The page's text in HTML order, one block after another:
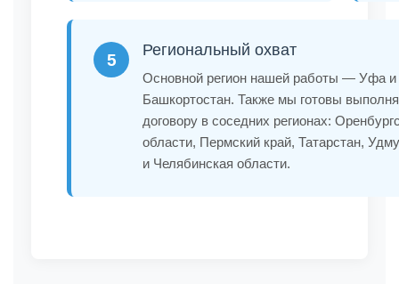
5
Региональный охват
Основной регион нашей работы — Уфа и
Башкортостан. Также мы готовы
договору в соседних регионах:
области, Пермский край, Татарстан,
и Челябинская области.